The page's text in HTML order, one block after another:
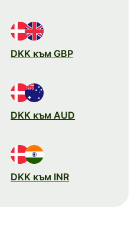
DKK към GBP
DKK към AUD
DKK към INR